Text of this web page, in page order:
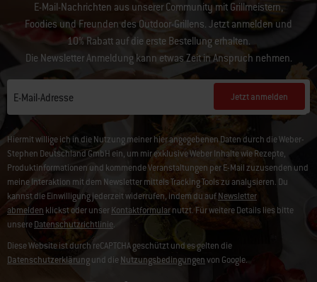
E-Mail-Nachrichten aus unserer Community mit Grillmeistern,
Foodies und Freunden des Outdoor-Grillens. Jetzt anmelden und
10% Rabatt auf die erste Bestellung erhalten.
Die Newsletter Anmeldung kann etwas Zeit in Anspruch nehmen.
E-Mail-Adresse Jetzt anmelden
Hiermit willige ich in die Nutzung meiner hier angegebenen Daten durch die Weber-
Stephen Deutschland GmbH ein, um mir exklusive Weber Inhalte wie Rezepte,
Produktinformationen und kommende Veranstaltungen per E-Mail zuzusenden und
meine Interaktion mit dem Newsletter mittels Tracking Tools zu analysieren. Du
kannst die Einwilligung jederzeit widerrufen, indem du aufNewsletter
abmelden klickst oder unserKontaktformularnutzt. Für weitere Details lies bitte
unsereDatenschutzrichtlinie.
Diese Website ist durch reCAPTCHA geschützt und es gelten die
Datenschutzerklärungund dieNutzungsbedingungenvon Google.